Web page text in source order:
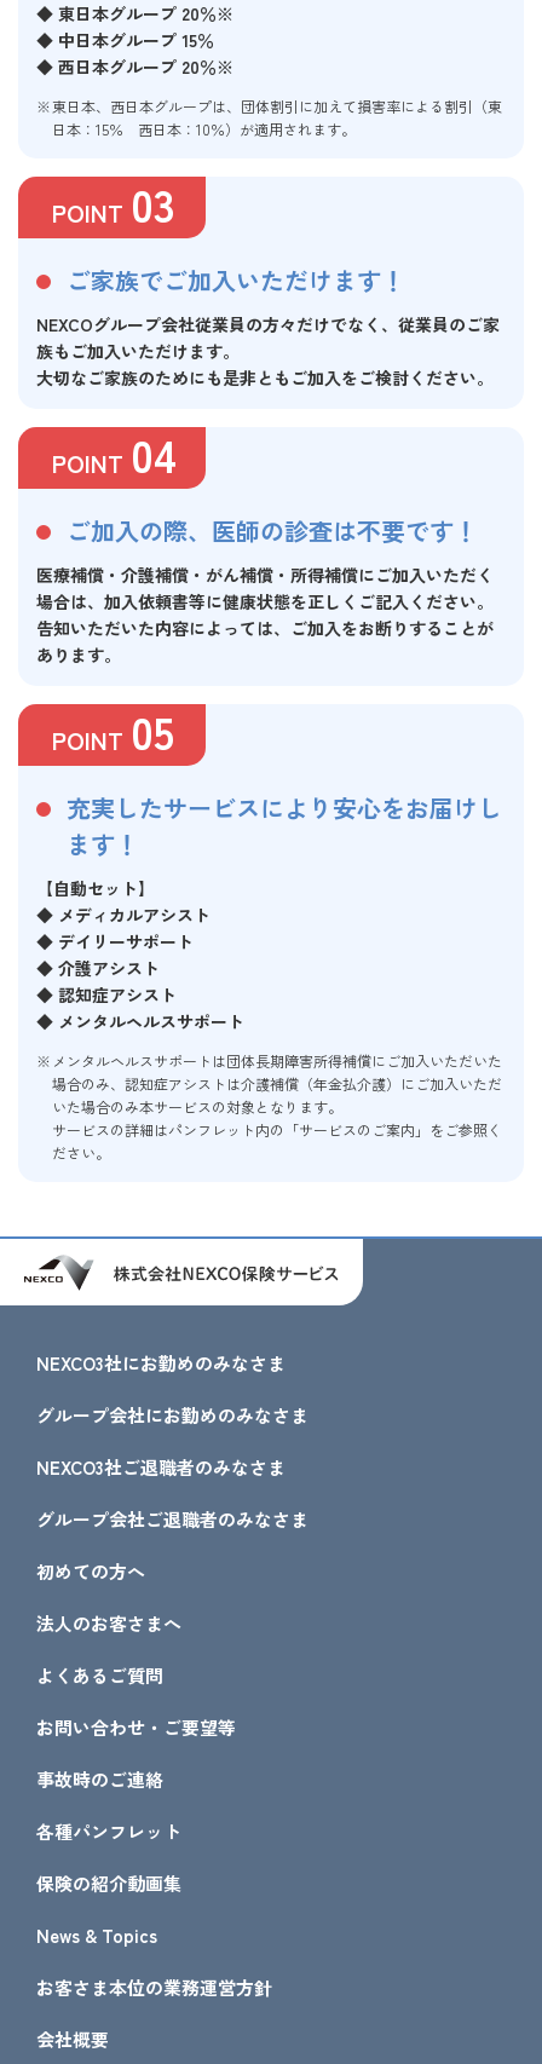
◆ 東日本グループ 20％※
◆ 中日本グループ 15％
◆ 西日本グループ 20％※
東日本、西日本グループは、団体割引に加えて損害率による割引（東
日本：15％ 西日本：10％）が適用されます。
POINT 03
ご家族でご加入いただけます！
NEXCOグループ会社従業員の方々だけでなく、従業員のご家
族もご加入いただけます。
大切なご家族のためにも是非ともご加入をご検討ください。
POINT 04
ご加入の際、医師の診査は不要です！
医療補償・介護補償・がん補償・所得補償にご加入いただく
場合は、加入依頼書等に健康状態を正しくご記入ください。
告知いただいた内容によっては、ご加入をお断りすることが
あります。
POINT 05
充実したサービスにより安心をお届けし
ます！
【自動セット】
◆ メディカルアシスト
◆ デイリーサポート
◆ 介護アシスト
◆ 認知症アシスト
◆ メンタルヘルスサポート
メンタルヘルスサポートは団体長期障害所得補償にご加入いただいた
場合のみ、認知症アシストは介護補償（年金払介護）にご加入いただ
いた場合のみ本サービスの対象となります。
​サービスの詳細はパンフレット内の「サービスのご案内」をご参照く
ださい。
NEXCO3社にお勤めのみなさま
グループ会社にお勤めのみなさま
NEXCO3社ご退職者のみなさま
グループ会社ご退職者のみなさま
初めての方へ
法人のお客さまへ
よくあるご質問
お問い合わせ・ご要望等
事故時のご連絡
各種パンフレット
保険の紹介動画集
News & Topics
お客さま本位の業務運営方針
会社概要